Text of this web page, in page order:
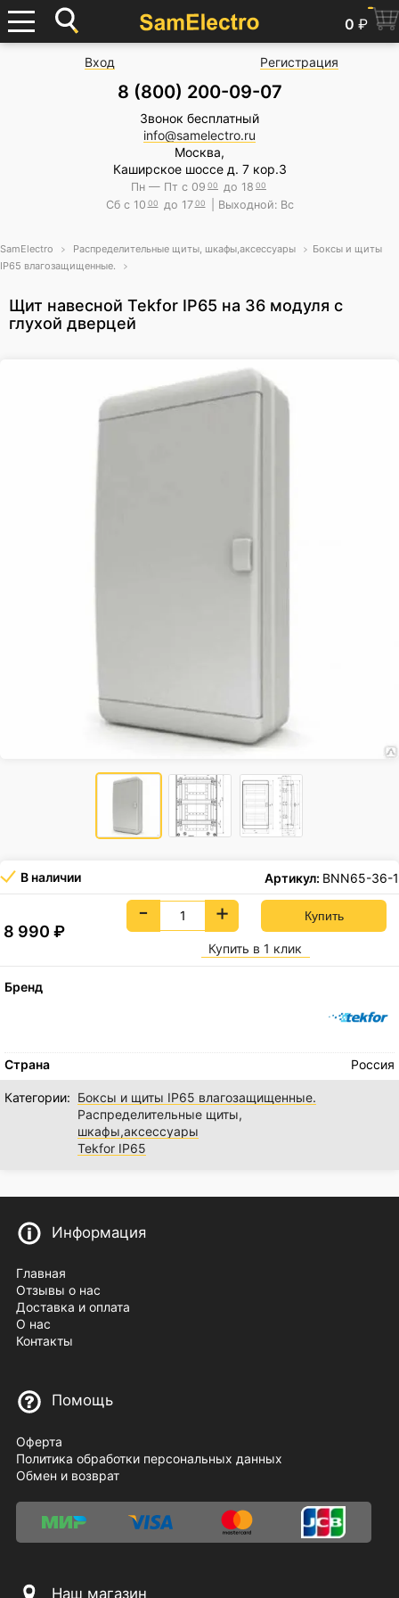
0 ₽
Вход Регистрация
8 (800) 200-09-07
Звонок бесплатный
info@samelectro.ru
Москва,
Каширское шоссе д. 7 кор.3
Пн — Пт с 09 00 до 18 00
Сб с 10 00 до 17 00 | Выходной: Вс
SamElectro Распределительные щиты, шкафы,аксессуары
Боксы и щиты
IP65 влагозащищенные.
Щит навесной Tekfor IP65 на 36 модуля с
глухой дверцей
В наличии Артикул: BNN65-36-1
8 990₽
- +
Купить в 1 клик
Бренд
Страна Россия
Категории: Боксы и щиты IP65 влагозащищенные.
Распределительные щиты,
шкафы,аксессуары
Tekfor IP65
Информация
Главная
Отзывы о нас
Доставка и оплата
О нас
Контакты
Помощь
Оферта
Политика обработки персональных данных
Обмен и возврат
Наш магазин